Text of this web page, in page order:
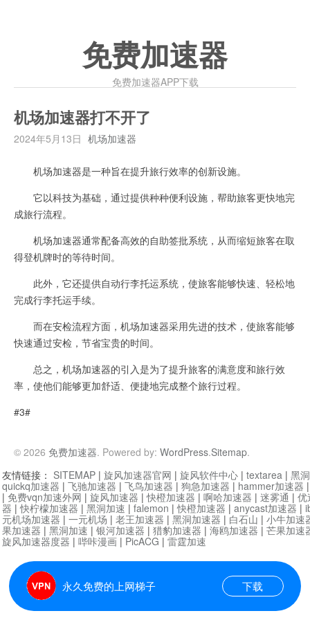
免费加速器
免费加速器APP下载
机场加速器打不开了
2024年5月13日 机场加速器
机场加速器是一种旨在提升旅行效率的创新设施。
它以科技为基础，通过提供种种便利设施，帮助旅客更快地完
成旅行流程。
机场加速器通常配备高效的自助签批系统，从而缩短旅客在取
得登机牌时的等待时间。
此外，它还提供自动行李托运系统，使旅客能够快速、轻松地
完成行李托运手续。
而在安检流程方面，机场加速器采用先进的技术，使旅客能够
快速通过安检，节省宝贵的时间。
总之，机场加速器的引入是为了提升旅客的满意度和旅行效
率，使他们能够更加舒适、便捷地完成整个旅行过程。
#3#
© 2026 免费加速器. Powered by: WordPress.Sitemap.
永久免费的上网梯子 下载
友情链接： SITEMAP | 旋风加速器官网 | 旋风软件中心 | textarea | 黑
quickq加速器 | 飞驰加速器 | 飞鸟加速器 | 狗急加速器 | hammer加速器
| 免费vqn加速外网 | 旋风加速器 |快橙加速器 | 啊哈加速器 | 迷雾通 | 优
器 |快柠檬加速器 | 黑洞加速 | falemon |快橙加速器 | anycast加速器 |
元机场加速器 | 一元机场 | 老王加速器 | 黑洞加速器 | 白石山 | 小牛加速
果加速器 | 黑洞加速 | 银河加速器 | 猎豹加速器 | 海鸥加速器 | 芒果加速
旋风加速器度器 | 哔咔漫画 | PicACG | 雷霆加速